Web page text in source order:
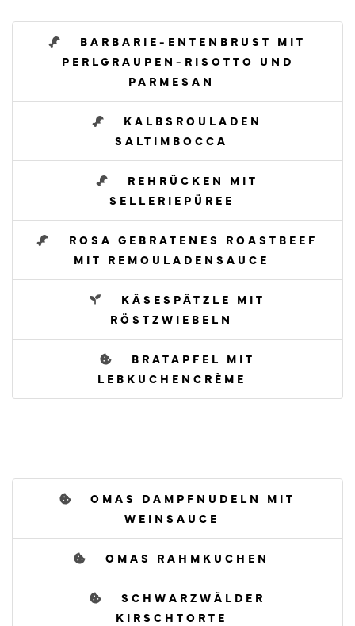
BARBARIE-ENTENBRUST MIT
PERLGRAUPEN-RISOTTO UND
PARMESAN
KALBSROULADEN
SALTIMBOCCA
REHRÜCKEN MIT
SELLERIEPÜREE
ROSA GEBRATENES ROASTBEEF
MIT REMOULADENSAUCE
KÄSESPÄTZLE MIT
RÖSTZWIEBELN
BRATAPFEL MIT
LEBKUCHENCRÈME
OMAS DAMPFNUDELN MIT
WEINSAUCE
OMAS RAHMKUCHEN
SCHWARZWÄLDER
KIRSCHTORTE